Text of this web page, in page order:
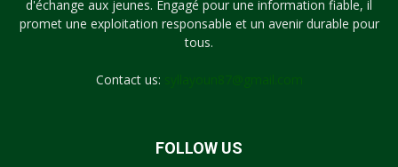
d'échange aux jeunes. Engagé pour une information fiable, il
promet une exploitation responsable et un avenir durable pour
tous.
Contact us:
FOLLOW US